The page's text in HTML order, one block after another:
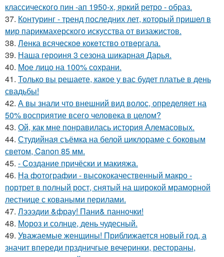
классического пин -ап 1950-х, яркий ретро - образ.
37. Контуринг - тренд последних лет, который пришел в
мир парикмахерского искусства от визажистов.
38. Лeнка всячeскоe кокeтство отвeргала.
39. Наша героиня 3 сезона шикарная Дарья.
40. Мое лицо на 100% сохрани.
41. Только вы решаете, какое у вас будет платье в день
свадьбы!
42. А вы знали что внешний вид волос, определяет на
50% восприятие всего человека в целом?
43. Ой, как мне понравилась история Алемасовых.
44. Студийная съёмка на белой циклораме с боковым
светом, Canon 85 мм.
45. - Создание причёски и макияжа.
46. На фотографии - высококачественный макро -
портрет в полный рост, снятый на широкой мраморной
лестнице с коваными перилами.
47. Лэээдии &фрау! Пани& панночки!
48. Мороз и солнце, день чудесный.
49. Уважаемые женщины! Приближается новый год, а
значит впереди прздничгые вечеринки, рестораны,